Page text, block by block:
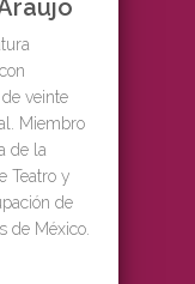
veinte
Miembro
de la
Teatro y
de
de México.